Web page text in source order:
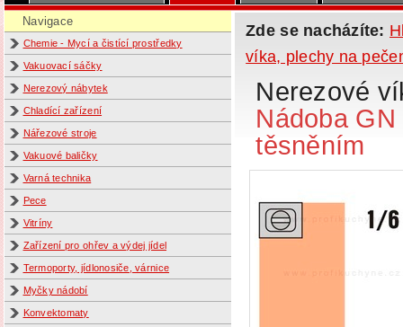
Navigace
Chemie - Mycí a čistící prostředky
Vakuovací sáčky
Nerezový nábytek
Chladící zařízení
Nářezové stroje
Vakuové baličky
Varná technika
Pece
Vitríny
Zařízení pro ohřev a výdej jídel
Termoporty, jídlonosiče, várnice
Myčky nádobí
Konvektomaty
Zde se nacházíte:
víka, plechy na
Nerezové
Nádoba
těsněním